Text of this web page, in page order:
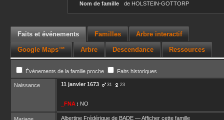
Nom de famille
de HOLSTEIN-GOTTORP
Faits et événements Familles Arbre interactif
Google Maps™ Arbre Descendance Ressources
Événements de la famille proche Faits historiques
Naissance 11 janvier 1673 31 23
_FNA : NO
Albertine Frédérique de BADE —Afficher cette famille